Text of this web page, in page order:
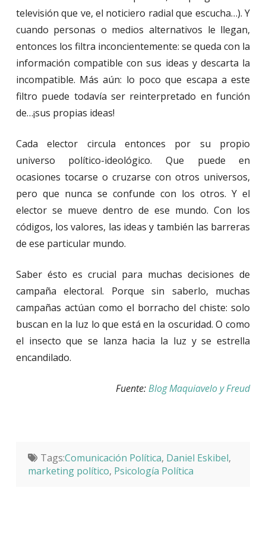
televisión que ve, el noticiero radial que escucha…). Y
cuando personas o medios alternativos le llegan,
entonces los filtra inconcientemente: se queda con la
información compatible con sus ideas y descarta la
incompatible. Más aún: lo poco que escapa a este
filtro puede todavía ser reinterpretado en función
de…¡sus propias ideas!
Cada elector circula entonces por su propio
universo político-ideológico. Que puede en
ocasiones tocarse o cruzarse con otros universos,
pero que nunca se confunde con los otros. Y el
elector se mueve dentro de ese mundo. Con los
códigos, los valores, las ideas y también las barreras
de ese particular mundo.
Saber ésto es crucial para muchas decisiones de
campaña electoral. Porque sin saberlo, muchas
campañas actúan como el borracho del chiste: solo
buscan en la luz lo que está en la oscuridad. O como
el insecto que se lanza hacia la luz y se estrella
encandilado.
Fuente:Blog Maquiavelo y Freud
Tags:Comunicación Política, Daniel Eskibel,
marketing político, Psicología Política